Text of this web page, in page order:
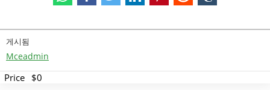
게시됨
Mceadmin
Price $0